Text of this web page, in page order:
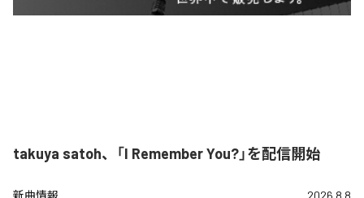
takuya satoh、「I Remember You?」を配信開始